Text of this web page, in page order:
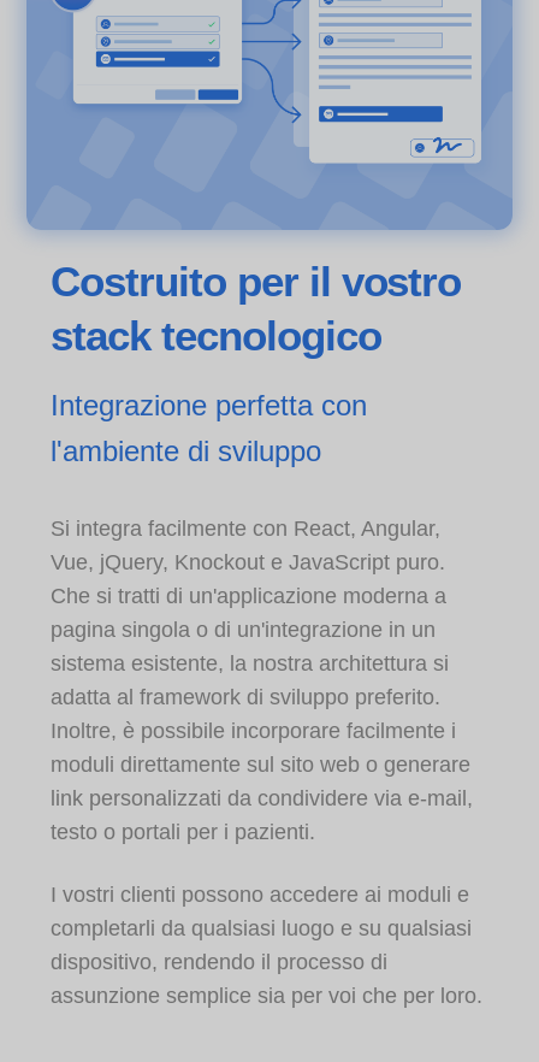
Costruito per il vostro
stack tecnologico
Integrazione perfetta con
l'ambiente di sviluppo
Si integra facilmente con React, Angular,
Vue, jQuery, Knockout e JavaScript puro.
Che si tratti di un'applicazione moderna a
pagina singola o di un'integrazione in un
sistema esistente, la nostra architettura si
adatta al framework di sviluppo preferito.
Inoltre, è possibile incorporare facilmente i
moduli direttamente sul sito web o generare
link personalizzati da condividere via e-mail,
testo o portali per i pazienti.
I vostri clienti possono accedere ai moduli e
completarli da qualsiasi luogo e su qualsiasi
dispositivo, rendendo il processo di
assunzione semplice sia per voi che per loro.